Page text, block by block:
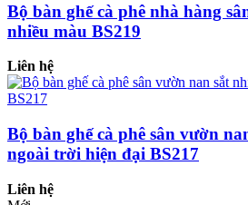
Bộ bàn ghế cà phê nhà hàng
nhiều màu BS219
Liên hệ
Bộ bàn ghế cà phê sân vườn
ngoài trời hiện đại BS217
Liên hệ